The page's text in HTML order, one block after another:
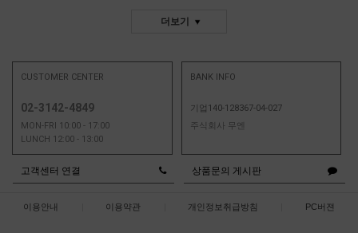
더보기
CUSTOMER CENTER
02-3142-4849
MON-FRI 10:00 - 17:00
LUNCH 12:00 - 13:00
BANK INFO
기업140-128367-04-027
주식회사 무엔
고객센터 연결 상품문의 게시판
이용안내 이용약관 개인정보취급방침 PC버젼